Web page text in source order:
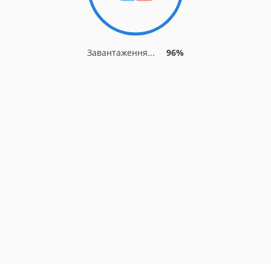
Завантаження... 96%